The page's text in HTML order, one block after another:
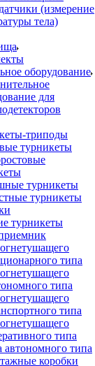
(измерение
тела)
оборудование
для
триподы
турникеты
турникеты
турникеты
турникеты
типа
типа
типа
типа
автономного типа
коробки